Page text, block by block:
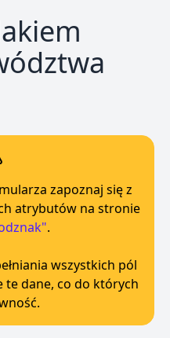
zapoznaj się z
atrybutów na stronie
.
wszystkich pól
te dane, co do których